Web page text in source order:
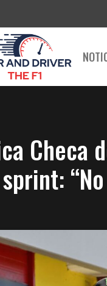
sprint: